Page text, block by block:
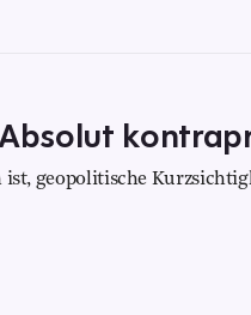
ist, geopolitische